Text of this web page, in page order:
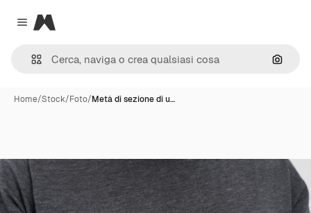
Close menu
Magnific
Cerca
Home/Stock/Foto/Metà di sezione di u…